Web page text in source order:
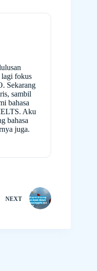
lagi fokus
Sekarang
sambil
bahasa
Aku
bahasa
juga.
NEXT